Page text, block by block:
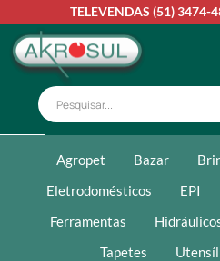
TELEVENDAS (51) 3474-
Agropet Bazar
Eletrodomésticos
EPI
Ferramentas
Tapetes